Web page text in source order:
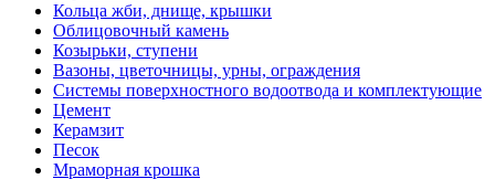
Кольца жби, днище, крышки
Облицовочный камень
Козырьки, ступени
Вазоны, цветочницы, урны, ограждения
Системы поверхностного водоотвода и комплектующие
Цемент
Керамзит
Песок
Мраморная крошка